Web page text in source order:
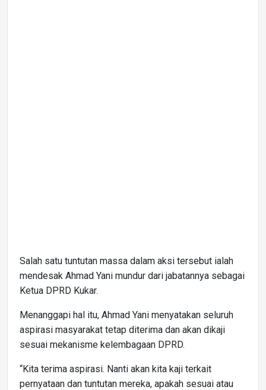
Salah satu tuntutan massa dalam aksi tersebut ialah
mendesak Ahmad Yani mundur dari jabatannya sebagai
Ketua DPRD Kukar.
Menanggapi hal itu, Ahmad Yani menyatakan seluruh
aspirasi masyarakat tetap diterima dan akan dikaji
sesuai mekanisme kelembagaan DPRD.
“Kita terima aspirasi. Nanti akan kita kaji terkait
pernyataan dan tuntutan mereka, apakah sesuai atau